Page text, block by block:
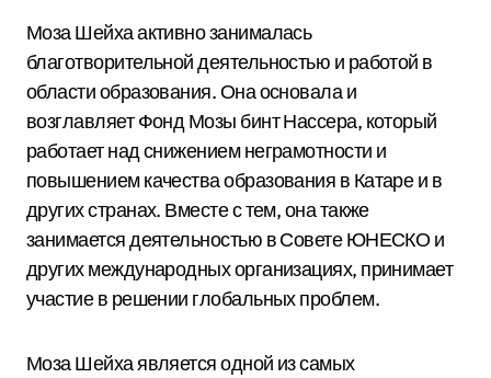
Моза Шейха активно занималась
благотворительной деятельностью и работой в
области образования. Она основала и
возглавляет Фонд Мозы бинт Нассера, который
работает над снижением неграмотности и
повышением качества образования в Катаре и в
других странах. Вместе с тем, она также
занимается деятельностью в Совете ЮНЕСКО и
других международных организациях, принимает
участие в решении глобальных проблем.
Моза Шейха является одной из самых